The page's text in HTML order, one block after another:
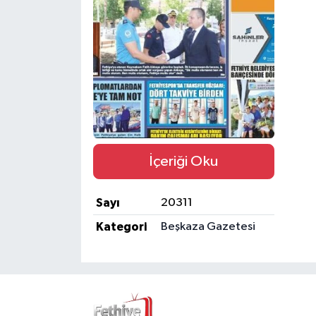
İçeriği Oku
Sayı
20311
Kategori
Beşkaza Gazetesi